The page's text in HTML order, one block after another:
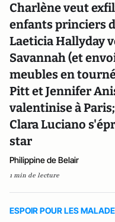
Charlène veut
enfants princiers
Laeticia Hallyday
Savannah (et
meubles en
Pitt et Jennifer
valentinise à
Clara Luciano
star
Philippine de Belair
1 min de lecture
ESPOIR POUR LES